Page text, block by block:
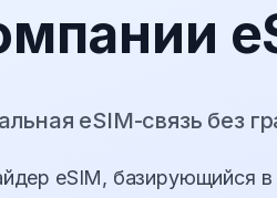
eSIM-связь без
eSIM, базирующийся